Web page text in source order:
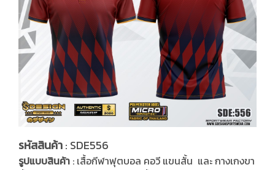
รหัสสินค้า: SDE556
รูปแบบสินค้า : เสื้อกีฬาฟุตบอล คอวี แขนสั้น และ กางเกงขา